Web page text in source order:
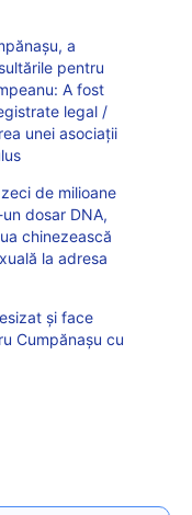
a
pentru
A fost
legal /
unei asociaţii
de milioane
dosar DNA,
chinezească
la adresa
și face
Cumpănașu cu